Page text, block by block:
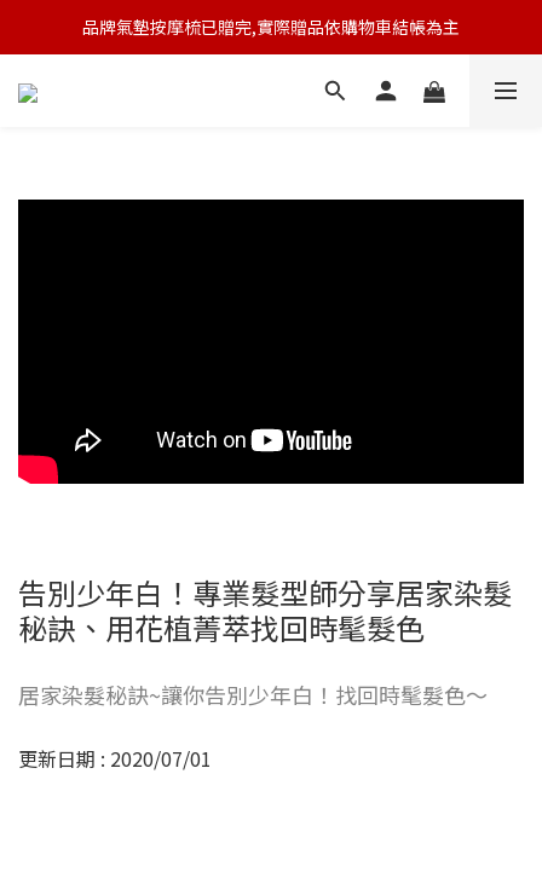
🆕 新會員註冊開卡送9折券 💰
品牌氣墊按摩梳已贈完,實際贈品依購物車結帳為主
🆕 新會員註冊開卡送9折券 💰
告別少年白！專業髮型師分享居家染髮
秘訣、用花植菁萃找回時髦髮色
居家染髮秘訣~讓你告別少年白！找回時髦髮色〜
更新日期 : 2020/07/01